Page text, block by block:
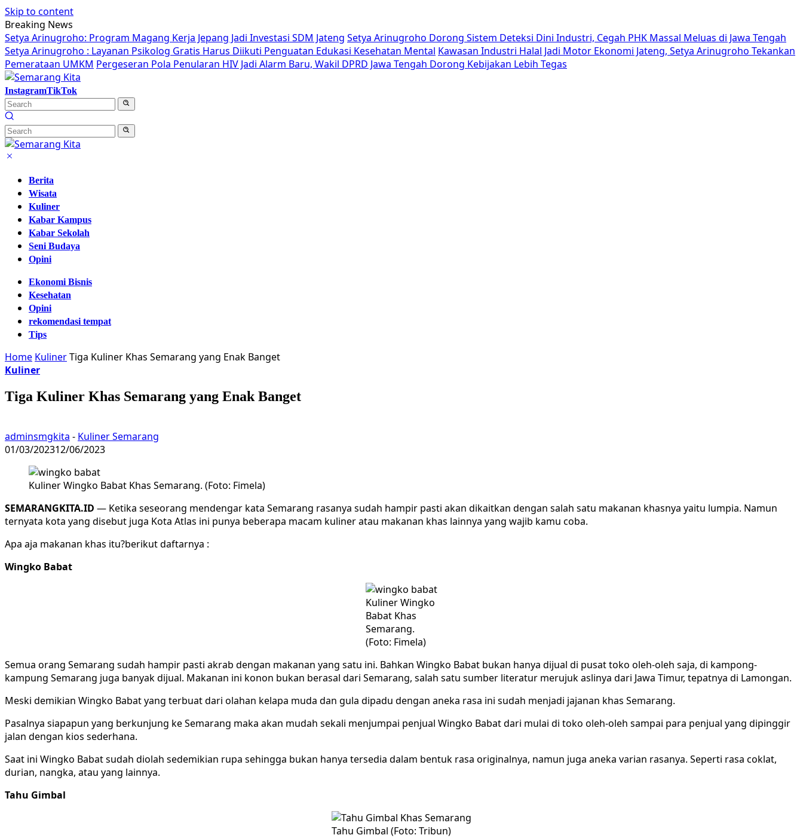
Skip to content
Breaking News
Setya Arinugroho: Program Magang Kerja Jepang Jadi Investasi SDM Jateng Setya Arinugroho Dorong Sistem Deteksi Dini Industri, Cegah PHK Massal Meluas di Jawa Tengah
Setya Arinugroho : Layanan Psikolog Gratis Harus Diikuti Penguatan Edukasi Kesehatan Mental Kawasan Industri Halal Jadi Motor Ekonomi Jateng, Setya Arinugroho Tekankan
Pemerataan UMKM Pergeseran Pola Penularan HIV Jadi Alarm Baru, Wakil DPRD Jawa Tengah Dorong Kebijakan Lebih Tegas
InstagramTikTok
Berita
Wisata
Kuliner
Kabar Kampus
Kabar Sekolah
Seni Budaya
Opini
Ekonomi Bisnis
Kesehatan
Opini
rekomendasi tempat
Tips
Home KulinerTiga Kuliner Khas Semarang yang Enak Banget
Kuliner
Tiga Kuliner Khas Semarang yang Enak Banget
adminsmgkita - Kuliner Semarang
01/03/202312/06/2023
Kuliner Wingko Babat Khas Semarang. (Foto: Fimela)
SEMARANGKITA.ID — Ketika seseorang mendengar kata Semarang rasanya sudah hampir pasti akan dikaitkan dengan salah satu makanan khasnya yaitu lumpia. Namun
ternyata kota yang disebut juga Kota Atlas ini punya beberapa macam kuliner atau makanan khas lainnya yang wajib kamu coba.
Apa aja makanan khas itu?berikut daftarnya :
Wingko Babat
Kuliner Wingko
Babat Khas
Semarang.
(Foto: Fimela)
Semua orang Semarang sudah hampir pasti akrab dengan makanan yang satu ini. Bahkan Wingko Babat bukan hanya dijual di pusat toko oleh-oleh saja, di kampong-
kampung Semarang juga banyak dijual. Makanan ini konon bukan berasal dari Semarang, salah satu sumber literatur merujuk aslinya dari Jawa Timur, tepatnya di Lamongan.
Meski demikian Wingko Babat yang terbuat dari olahan kelapa muda dan gula dipadu dengan aneka rasa ini sudah menjadi jajanan khas Semarang.
Pasalnya siapapun yang berkunjung ke Semarang maka akan mudah sekali menjumpai penjual Wingko Babat dari mulai di toko oleh-oleh sampai para penjual yang dipinggir
jalan dengan kios sederhana.
Saat ini Wingko Babat sudah diolah sedemikian rupa sehingga bukan hanya tersedia dalam bentuk rasa originalnya, namun juga aneka varian rasanya. Seperti rasa coklat,
durian, nangka, atau yang lainnya.
Tahu Gimbal
Tahu Gimbal (Foto: Tribun)